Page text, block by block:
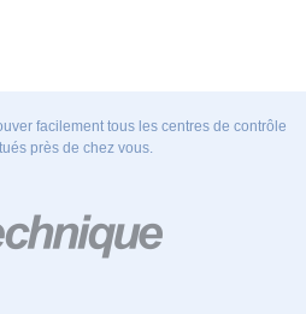
facilement tous les centres de contrôle
près de chez vous.